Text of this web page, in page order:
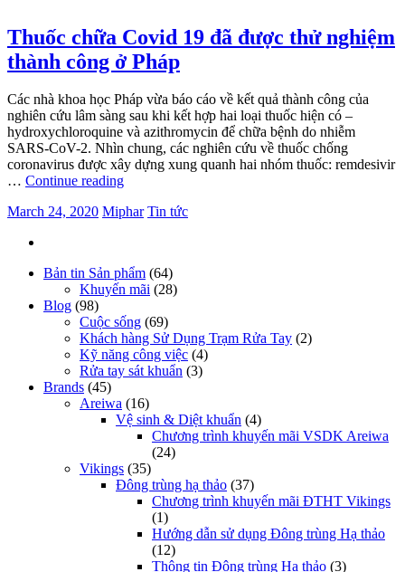
Thuốc chữa Covid 19 đã được thử nghiệm
thành công ở Pháp
Các nhà khoa học Pháp vừa báo cáo về kết quả thành công của
nghiên cứu lâm sàng sau khi kết hợp hai loại thuốc hiện có –
hydroxychloroquine và azithromycin để chữa bệnh do nhiễm
SARS-CoV-2. Nhìn chung, các nghiên cứu về thuốc chống
coronavirus được xây dựng xung quanh hai nhóm thuốc: remdesivir
… Continue reading
March 24, 2020 Miphar Tin tức
Bản tin Sản phẩm (64)
Khuyến mãi (28)
Blog (98)
Cuộc sống (69)
Khách hàng Sử Dụng Trạm Rửa Tay (2)
Kỹ năng công việc (4)
Rửa tay sát khuẩn (3)
Brands (45)
Areiwa (16)
Vệ sinh & Diệt khuẩn (4)
Chương trình khuyến mãi VSDK Areiwa
(24)
Vikings (35)
Đông trùng hạ thảo (37)
Chương trình khuyến mãi ĐTHT Vikings
(1)
Hướng dẫn sử dụng Đông trùng Hạ thảo
(12)
Thông tin Đông trùng Hạ thảo (3)